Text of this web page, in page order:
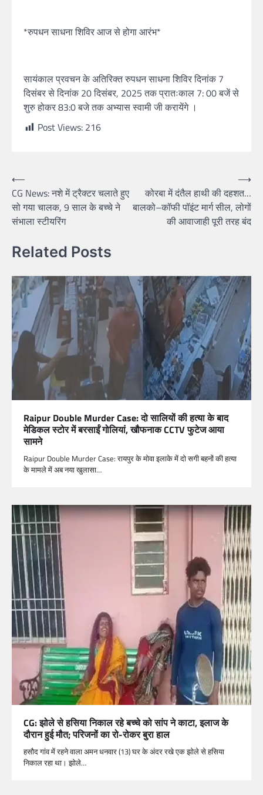
*रुपधन साधना शिविर आज से होगा आरंभ*
सायंकाल प्रवचन के अतिरिक्त रुपधन साधना शिविर दिनांक 7
दिसंबर से दिनांक 20 दिसंबर, 2025 तक प्रातःकाल 7: 00 बजें से
शुरु होकर 83:0 बजे तक अभ्यास स्वामी जी करायेंगे ।
Post Views: 216
Post
navigation
⟵
CG News: नशे में ट्रैक्टर चलाते हुए
सो गया चालक, 9 साल के बच्चे ने
संभाला स्टीयरिंग
कोरबा में दंतैल हाथी की दहशत…
बालको–कॉफी पॉइंट मार्ग सील, लोगों
की आवाजाही पूरी तरह बंद
⟶
Related Posts
Raipur Double Murder Case: दो सालियों की हत्या के बाद
मेडिकल स्टोर में बरसाईं गोलियां, खौफनाक CCTV फुटेज आया
सामने
Raipur Double Murder Case: रायपुर के मोवा इलाके में दो सगी बहनों की हत्या
के मामले में अब नया खुलासा…
CG: झोले से हसिया निकाल रहे बच्चे को सांप ने काटा, इलाज के
दौरान हुई मौत; परिजनों का रो-रोकर बुरा हाल
हसौद गांव में रहने वाला अमन धनवार (13) घर के अंदर रखे एक झोले से हसिया
निकाल रहा था। झोले…